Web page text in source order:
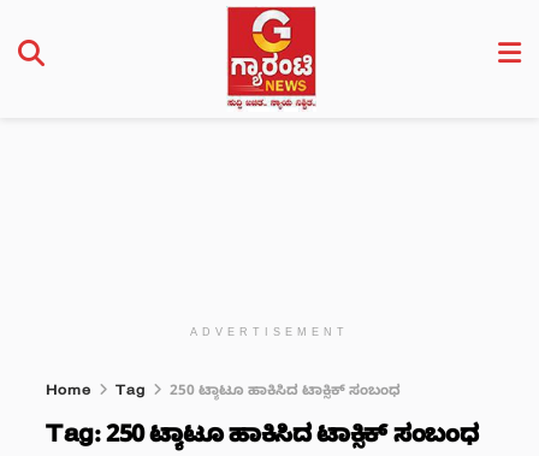
ADVERTISEMENT
Home Tag 250 ಟ್ಯಾಟೂ ಹಾಕಿಸಿದ ಟಾಕ್ಸಿಕ್ ಸಂಬಂಧ
Tag:250 ಟ್ಯಾಟೂ ಹಾಕಿಸಿದ ಟಾಕ್ಸಿಕ್ ಸಂಬಂಧ